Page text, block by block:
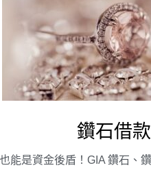
鑽石借款
能是資金後盾！GIA 鑽石、